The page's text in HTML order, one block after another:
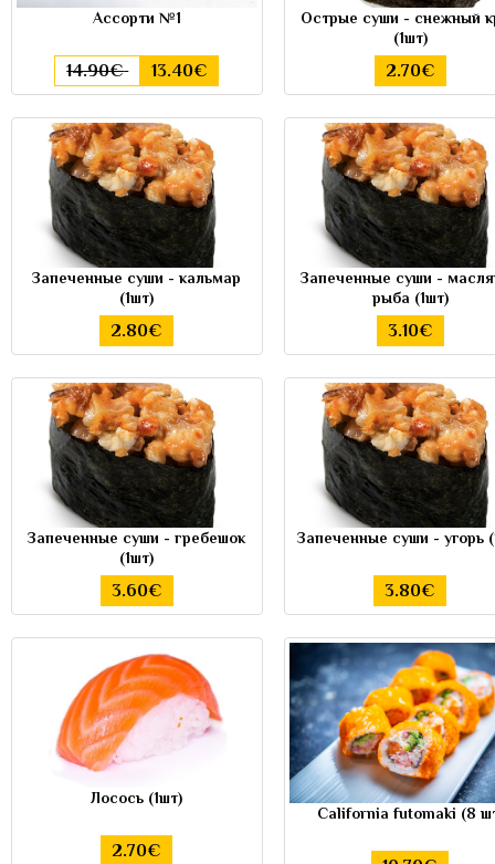
Ассорти №1
14.90€ 13.40€
Острые суши - cнежный
(1шт)
2.70€
Запеченные суши - кальмар
(1шт)
2.80€
Запеченные суши -
рыба (1шт)
3.10€
Запеченные суши - гребешок
(1шт)
3.60€
Запеченные суши - угорь
3.80€
Лосось (1шт)
2.70€
California futomaki (8